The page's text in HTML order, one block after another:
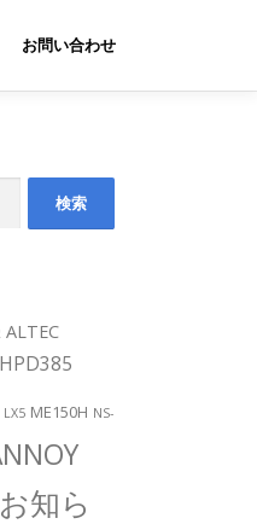
お問い合わせ
ALTEC
HPD385
LX5 ME150H NS-
お知ら